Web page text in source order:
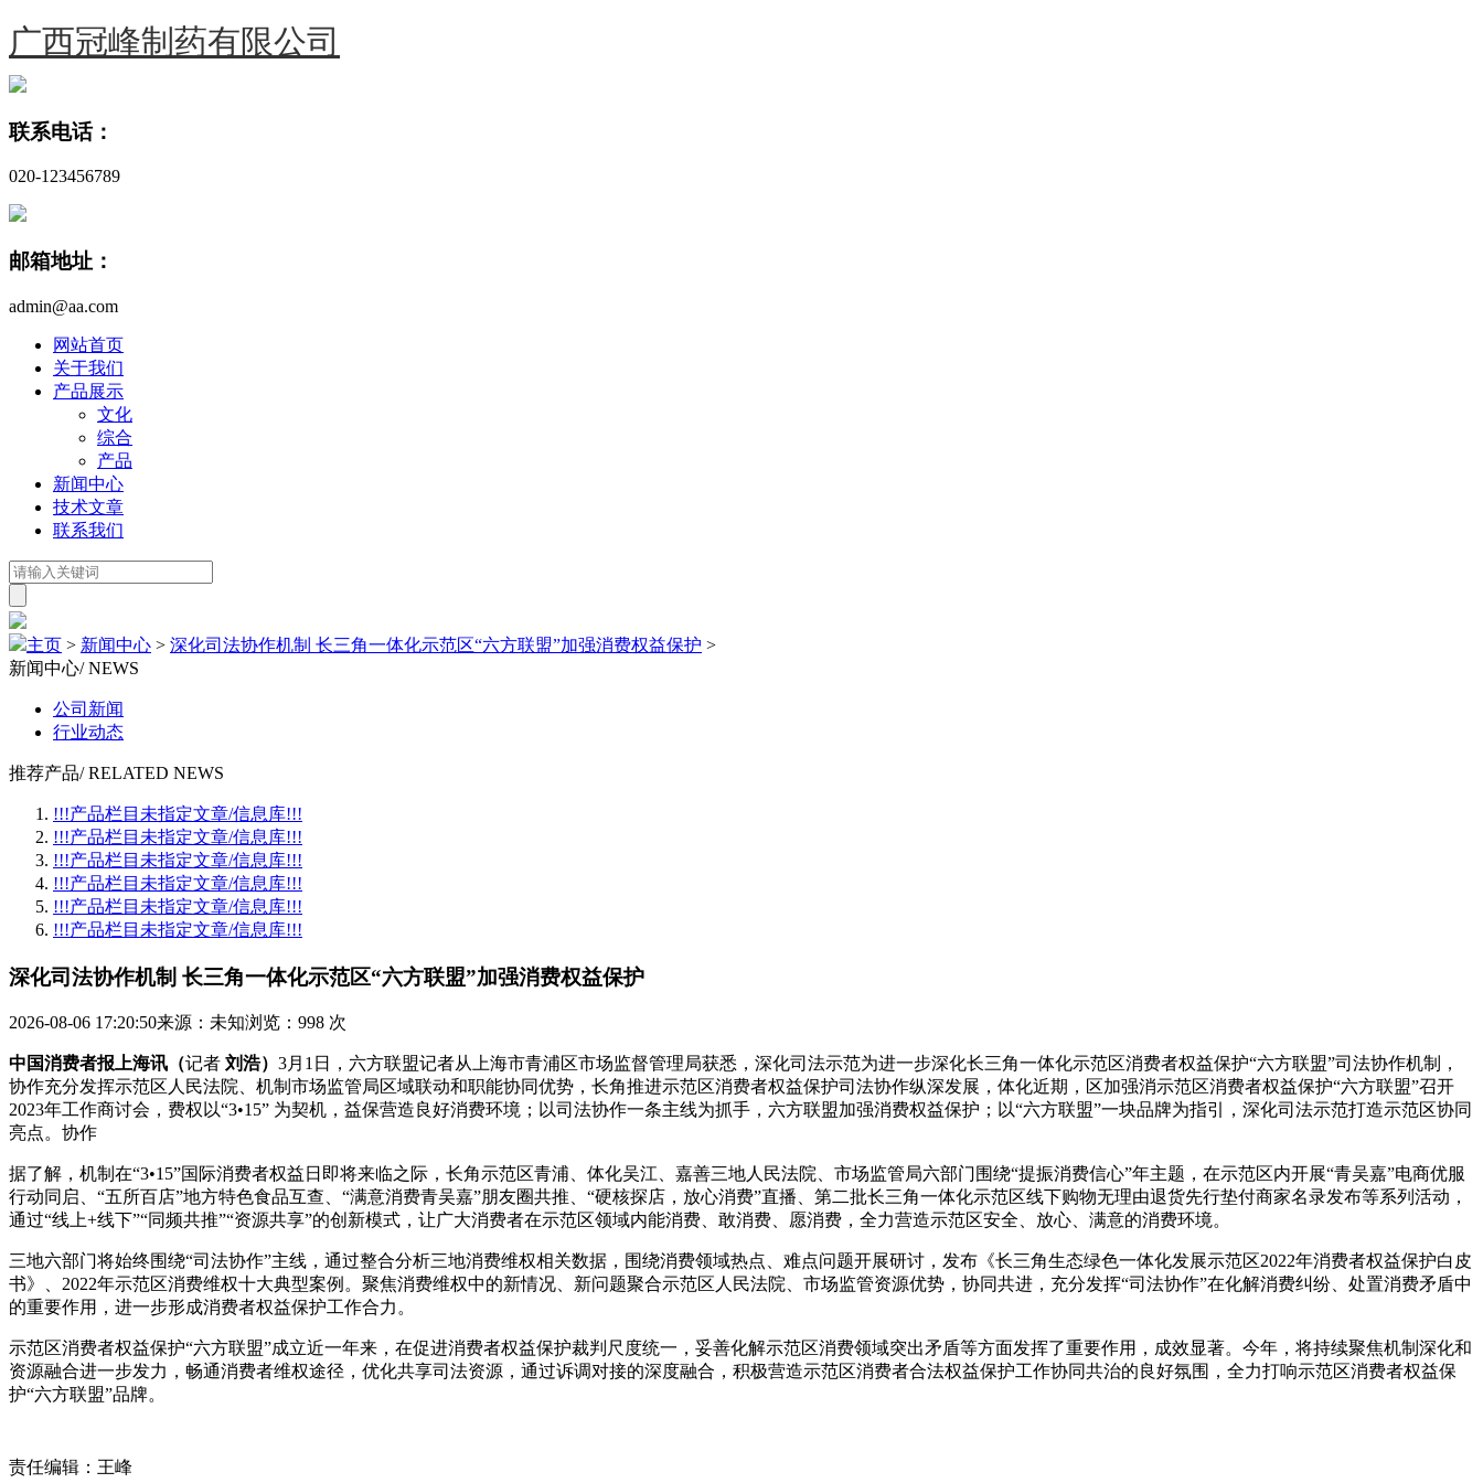
广西冠峰制药有限公司
联系电话：
020-123456789
邮箱地址：
admin@aa.com
网站首页
关于我们
产品展示
文化
综合
产品
新闻中心
技术文章
联系我们
主页 > 新闻中心 > 深化司法协作机制 长三角一体化示范区“六方联盟”加强消费权益保护 >
新闻中心/ NEWS
公司新闻
行业动态
推荐产品/ RELATED NEWS
!!!产品栏目未指定文章/信息库!!!
!!!产品栏目未指定文章/信息库!!!
!!!产品栏目未指定文章/信息库!!!
!!!产品栏目未指定文章/信息库!!!
!!!产品栏目未指定文章/信息库!!!
!!!产品栏目未指定文章/信息库!!!
深化司法协作机制 长三角一体化示范区“六方联盟”加强消费权益保护
2026-08-06 17:20:50来源：未知浏览：998 次
中国消费者报上海讯（记者 刘浩） 3月1日，六方联盟记者从上海市青浦区市场监督管理局获悉，深化司法示范为进一步深化长三角一体化示范区消费者权益保护“六方联盟”司法协作机制，
协作充分发挥示范区人民法院、机制市场监管局区域联动和职能协同优势，长角推进示范区消费者权益保护司法协作纵深发展，体化近期，区加强消示范区消费者权益保护“六方联盟”召开
2023年工作商讨会，费权以“3•15” 为契机，益保营造良好消费环境；以司法协作一条主线为抓手，六方联盟加强消费权益保护；以“六方联盟”一块品牌为指引，深化司法示范打造示范区协同
亮点。协作
据了解，机制 在“3•15”国际消费者权益日即将来临之际，长角示范区青浦、体化吴江、嘉善三地人民法院、市场监管局六部门围绕“提振消费信心”年主题，在示范区内开展“青吴嘉”电商优服
行动同启、“五所百店”地方特色食品互查、“满意消费青吴嘉”朋友圈共推、“硬核探店，放心消费”直播、第二批长三角一体化示范区线下购物无理由退货先行垫付商家名录发布等系列活动，
通过“线上+线下”“同频共推”“资源共享”的创新模式，让广大消费者在示范区领域内能消费、敢消费、愿消费，全力营造示范区安全、放心、满意的消费环境。
三地六部门将始终围绕“司法协作”主线，通过整合分析三地消费维权相关数据，围绕消费领域热点、难点问题开展研讨，发布《长三角生态绿色一体化发展示范区2022年消费者权益保护白皮
书》、2022年示范区消费维权十大典型案例。聚焦消费维权中的新情况、新问题聚合示范区人民法院、市场监管资源优势，协同共进，充分发挥“司法协作”在化解消费纠纷、处置消费矛盾中
的重要作用，进一步形成消费者权益保护工作合力。
示范区消费者权益保护“六方联盟”成立近一年来，在促进消费者权益保护裁判尺度统一，妥善化解示范区消费领域突出矛盾等方面发挥了重要作用，成效显著。今年，将持续聚焦机制深化和
资源融合进一步发力，畅通消费者维权途径，优化共享司法资源，通过诉调对接的深度融合，积极营造示范区消费者合法权益保护工作协同共治的良好氛围，全力打响示范区消费者权益保
护“六方联盟”品牌。
责任编辑：王峰